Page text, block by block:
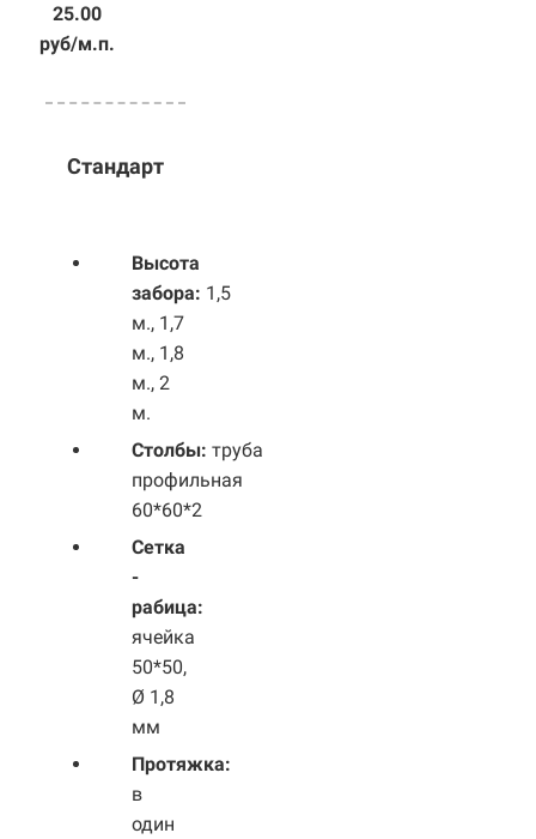
25.00
руб/м.п.
Стандарт
Высота
забора: 1,5
м., 1,7
м., 1,8
м., 2
м.
Столбы: труба
профильная
60*60*2
Сетка
-
рабица:
ячейка
50*50,
Ø 1,8
мм
Протяжка:
в
один